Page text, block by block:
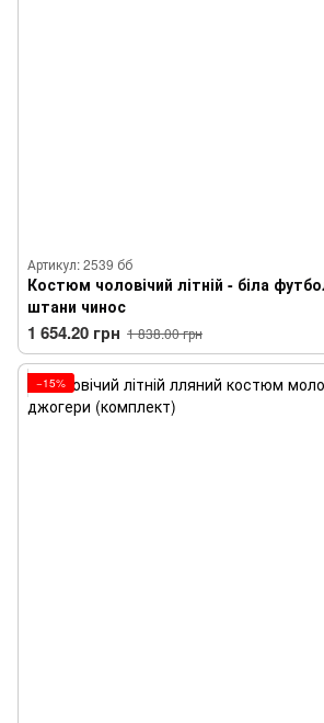
Артикул: 2539 бб
Костюм чоловічий літній - біла
штани чинос
1 654.20 грн 1 838.00 грн
−15%